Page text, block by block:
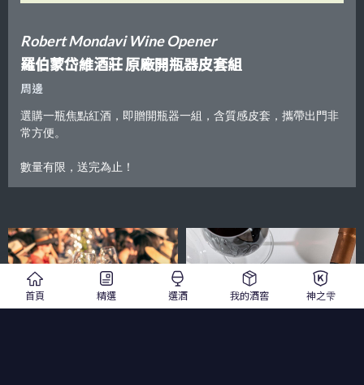
Robert Mondavi Wine Opener
羅伯蒙岱維酒莊 原廠開瓶器皮套組
周邊
選購一瓶焦點紅酒，即贈開瓶器一組，含質感皮套，攜帶出門非
常方便。
數量有限，送完為止！
首頁 精選 選酒 我的酒窖 神之雫